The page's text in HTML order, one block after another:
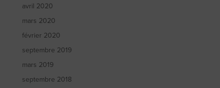
avril 2020
mars 2020
février 2020
septembre 2019
mars 2019
septembre 2018